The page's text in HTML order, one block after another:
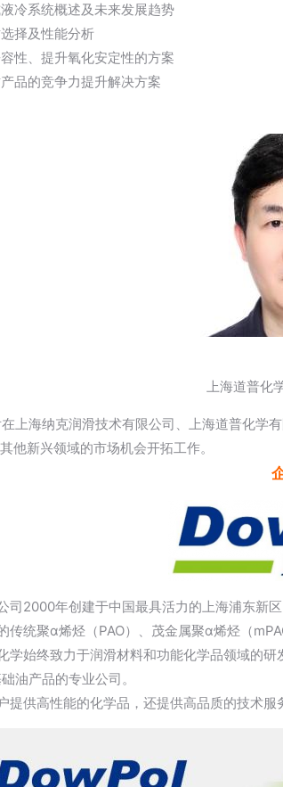
冷系统概述及未来发展趋势
择及性能分析
性、提升氧化安定性的方案
品的竞争力提升解决方案
上海道普化
上海纳克润滑技术有限公司、上海道普化学
他新兴领域的市场机会开拓工作。
司2000年创建于中国最具活力的上海浦东新
传统聚α烯烃 （PAO）、茂金属聚α烯烃（
学始终致力于润滑材料和功能化学品领域的
油产品的专业公司。
提供高性能的化学品，还提供高品质的技术服